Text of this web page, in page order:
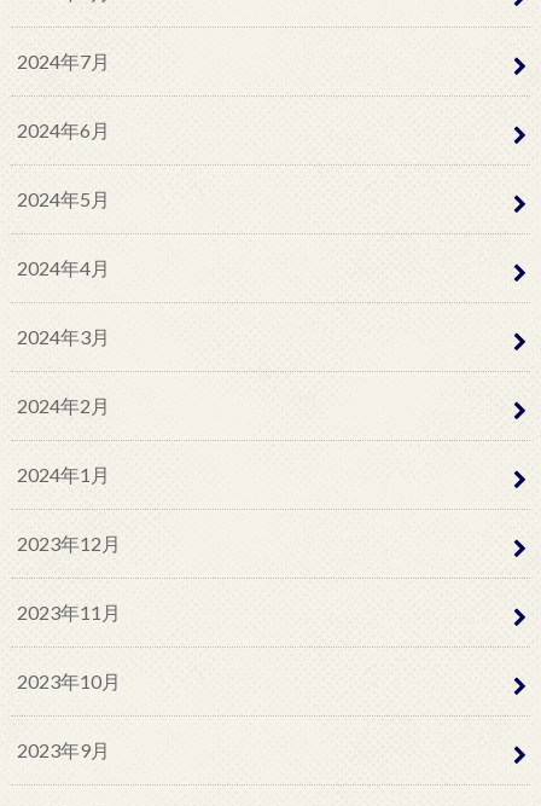
2024年7月
2024年6月
2024年5月
2024年4月
2024年3月
2024年2月
2024年1月
2023年12月
2023年11月
2023年10月
2023年9月